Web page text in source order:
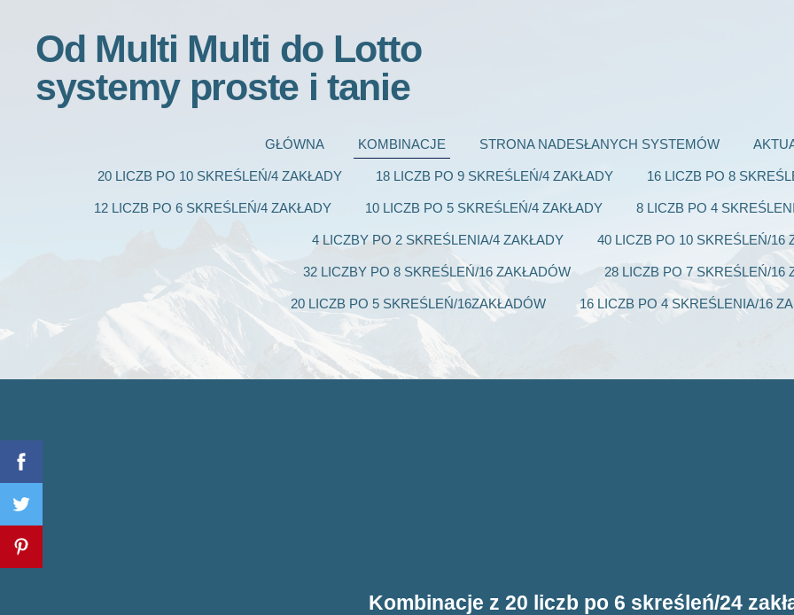
Od Multi Multi do Lotto
systemy proste i tanie
GŁÓWNA KOMBINACJE STRONA NADESŁANYCH SYSTEMÓW
20 LICZB PO 10 SKREŚLEŃ/4 ZAKŁADY 18 LICZB PO 9 SKREŚLEŃ/4 ZAKŁADY 16 LICZB PO 8
12 LICZB PO 6 SKREŚLEŃ/4 ZAKŁADY 10 LICZB PO 5 SKREŚLEŃ/4 ZAKŁADY 8 LICZB PO 4
4 LICZBY PO 2 SKREŚLENIA/4 ZAKŁADY 40 LICZB PO 10 SKREŚLEŃ/16
32 LICZBY PO 8 SKREŚLEŃ/16 ZAKŁADÓW 28 LICZB PO 7 SKREŚLEŃ/16
20 LICZB PO 5 SKREŚLEŃ/16ZAKŁADÓW 16 LICZB PO 4 SKREŚLENIA/16
Kombinacje z 20 liczb po 6 skreśleń/24